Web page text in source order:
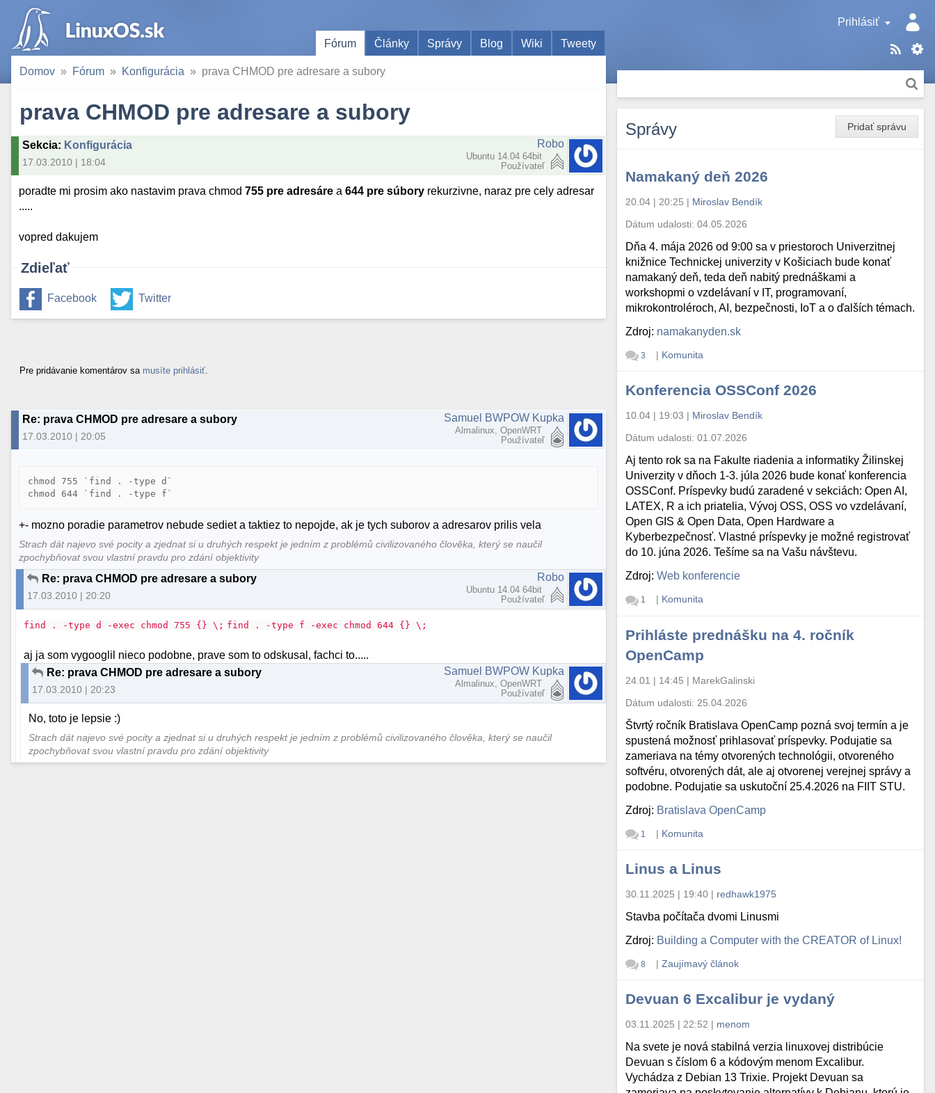
Prihlásiť
Fórum
Články Správy Blog Wiki Tweety
Domov Fórum Konfigurácia prava CHMOD pre adresare a subory
prava CHMOD pre adresare a subory
Sekcia: Konfigurácia
17.03.2010 | 18:04
Robo
Ubuntu 14.04 64bit
Používateľ
poradte mi prosim ako nastavim prava chmod755 pre adresáre a 644 pre súbory rekurzivne, naraz pre cely adresar
.....
vopred dakujem
Zdieľať
Facebook Twitter
Pre pridávanie komentárov sa musíte prihlásiť
Re: prava CHMOD pre adresare a subory
17.03.2010 | 20:05
Samuel BWPOW Kupka
Almalinux, OpenWRT
Používateľ
chmod 755 `find . -type d`
chmod 644 `find . -type f`
+- mozno poradie parametrov nebude sediet a taktiez to nepojde, ak je tych suborov a adresarov prilis vela
Strach dát najevo své pocity a zjednat si u druhých respekt je jedním z problémů civilizovaného člověka, který se naučil
zpochybňovat svou vlastní pravdu pro zdání objektivity
Re: prava CHMOD pre adresare a subory
17.03.2010 | 20:20
Robo
Ubuntu 14.04 64bit
Používateľ
find . -type d -exec chmod 755 {} \; find . -type f -exec chmod 644 {} \;
aj ja som vygooglil nieco podobne, prave som to odskusal, fachci to.....
Re: prava CHMOD pre adresare a subory
17.03.2010 | 20:23
Samuel BWPOW Kupka
Almalinux, OpenWRT
Používateľ
No, toto je lepsie :)
Strach dát najevo své pocity a zjednat si u druhých respekt je jedním z problémů civilizovaného člověka, který se naučil
zpochybňovat svou vlastní pravdu pro zdání objektivity
Pridať správu
Správy
Namakaný deň 2026
20.04 | 20:25 | Miroslav Bendík
Dátum udalosti:04.05.2026
Dňa 4. mája 2026 od 9:00 sa v priestoroch Univerzitnej
knižnice Technickej univerzity v Košiciach bude konať
namakaný deň, teda deň nabitý prednáškami a
workshopmi o vzdelávaní v IT, programovaní,
mikrokontroléroch, AI, bezpečnosti, IoT a o ďalších témach.
Zdroj: namakanyden.sk
3 | Komunita
Konferencia OSSConf 2026
10.04 | 19:03 | Miroslav Bendík
Dátum udalosti:01.07.2026
Aj tento rok sa na Fakulte riadenia a informatiky Žilinskej
Univerzity v dňoch 1-3. júla 2026 bude konať konferencia
OSSConf. Príspevky budú zaradené v sekciách: Open AI,
LATEX, R a ich priatelia, Vývoj OSS, OSS vo vzdelávaní,
Open GIS & Open Data, Open Hardware a
Kyberbezpečnosť. Vlastné príspevky je možné registrovať
do 10. júna 2026. Tešíme sa na Vašu návštevu.
Zdroj:Web konferencie
1 | Komunita
Prihláste prednášku na 4. ročník
OpenCamp
24.01 | 14:45 | MarekGalinski
Dátum udalosti: 25.04.2026
Štvrtý ročník Bratislava OpenCamp pozná svoj termín a je
spustená možnosť prihlasovať príspevky. Podujatie sa
zameriava na témy otvorených technológii, otvoreného
softvéru, otvorených dát, ale aj otvorenej verejnej správy a
podobne. Podujatie sa uskutoční 25.4.2026 na FIIT STU.
Zdroj: Bratislava OpenCamp
1 | Komunita
Linus a Linus
30.11.2025 | 19:40 | redhawk1975
Stavba počítača dvomi Linusmi
Zdroj: Building a Computer with the CREATOR of Linux!
8 | Zaujímavý článok
Devuan 6 Excalibur je vydaný
03.11.2025 | 22:52 | menom
Na svete je nová stabilná verzia linuxovej distribúcie
Devuan s číslom 6 a kódovým menom Excalibur.
Vychádza z Debian 13 Trixie. Projekt Devuan sa